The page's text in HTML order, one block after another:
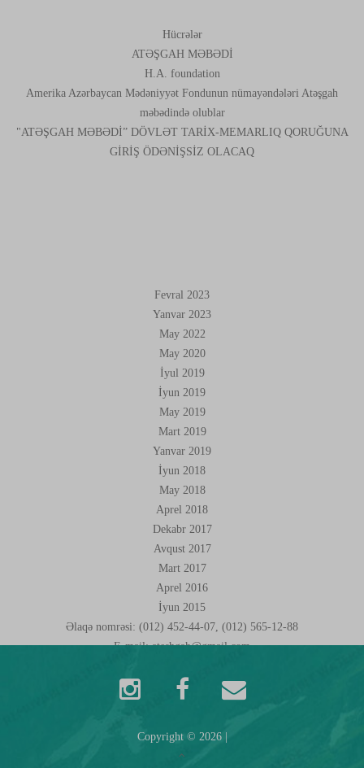
Hücrələr
ATƏŞGAH MƏBƏDİ
H.A. foundation
Amerika Azərbaycan Mədəniyyət Fondunun nümayəndələri Atəşgah
məbədində olublar
"ATƏŞGAH MƏBƏDİ” DÖVLƏT TARİX-MEMARLIQ QORUĞUNA
GİRİŞ ÖDƏNİŞSİZ OLACAQ
Fevral 2023
Yanvar 2023
May 2022
May 2020
İyul 2019
İyun 2019
May 2019
Mart 2019
Yanvar 2019
İyun 2018
May 2018
Aprel 2018
Dekabr 2017
Avqust 2017
Mart 2017
Aprel 2016
İyun 2015
Əlaqə nomrəsi: (012) 452-44-07, (012) 565-12-88
E-mail:ateshgah@gmail.com
Copyright © 2026|